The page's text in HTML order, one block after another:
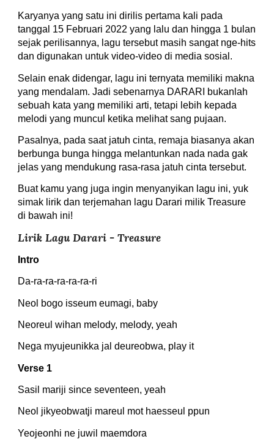
Karyanya yang satu ini dirilis pertama kali pada
tanggal 15 Februari 2022 yang lalu dan hingga 1 bulan
sejak perilisannya, lagu tersebut masih sangat nge-hits
dan digunakan untuk video-video di media sosial.
Selain enak didengar, lagu ini ternyata memiliki makna
yang mendalam. Jadi sebenarnya DARARI bukanlah
sebuah kata yang memiliki arti, tetapi lebih kepada
melodi yang muncul ketika melihat sang pujaan.
Pasalnya, pada saat jatuh cinta, remaja biasanya akan
berbunga bunga hingga melantunkan nada nada gak
jelas yang mendukung rasa-rasa jatuh cinta tersebut.
Buat kamu yang juga ingin menyanyikan lagu ini, yuk
simak lirik dan terjemahan lagu Darari milik Treasure
di bawah ini!
Lirik Lagu Darari - Treasure
Intro
Da-ra-ra-ra-ra-ra-ri
Neol bogo isseum eumagi, baby
Neoreul wihan melody, melody, yeah
Nega myujeunikka jal deureobwa, play it
Verse 1
Sasil mariji since seventeen, yeah
Neol jikyeobwatji mareul mot haesseul ppun
Yeojeonhi ne juwil maemdora